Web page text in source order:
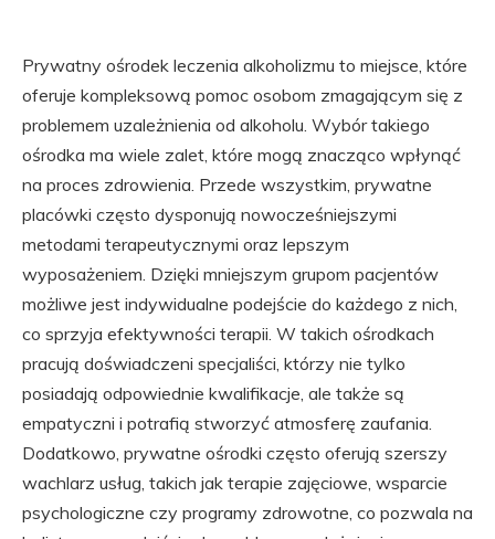
Prywatny ośrodek leczenia alkoholizmu to miejsce, które
oferuje kompleksową pomoc osobom zmagającym się z
problemem uzależnienia od alkoholu. Wybór takiego
ośrodka ma wiele zalet, które mogą znacząco wpłynąć
na proces zdrowienia. Przede wszystkim, prywatne
placówki często dysponują nowocześniejszymi
metodami terapeutycznymi oraz lepszym
wyposażeniem. Dzięki mniejszym grupom pacjentów
możliwe jest indywidualne podejście do każdego z nich,
co sprzyja efektywności terapii. W takich ośrodkach
pracują doświadczeni specjaliści, którzy nie tylko
posiadają odpowiednie kwalifikacje, ale także są
empatyczni i potrafią stworzyć atmosferę zaufania.
Dodatkowo, prywatne ośrodki często oferują szerszy
wachlarz usług, takich jak terapie zajęciowe, wsparcie
psychologiczne czy programy zdrowotne, co pozwala na